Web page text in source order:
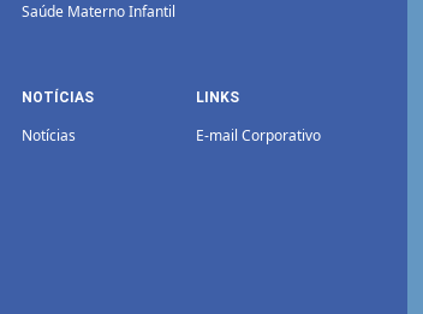
Saúde Materno Infantil
NOTÍCIAS
Notícias
LINKS
E-mail Corporativo